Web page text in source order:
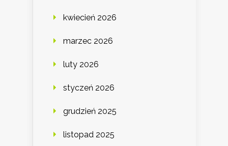
kwiecień 2026
marzec 2026
luty 2026
styczeń 2026
grudzień 2025
listopad 2025